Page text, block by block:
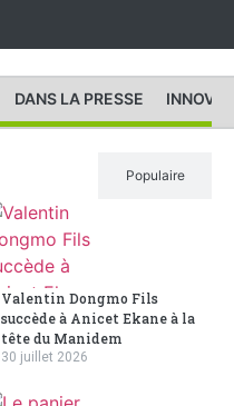
DANS LA PRESSE
Populaire
Valentin Dongmo Fils
succède à Anicet Ekane à la
tête du Manidem
30 juillet 2026